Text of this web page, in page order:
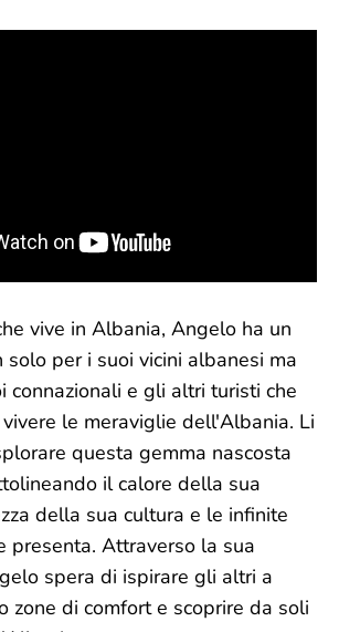
vive in Albania, Angelo ha un
solo per i suoi vicini albanesi ma
connazionali e gli altri turisti che
le meraviglie dell'Albania. Li
questa gemma nascosta
il calore della sua
della sua cultura e le infinite
presenta. Attraverso la sua
spera di ispirare gli altri a
zone di comfort e scoprire da soli